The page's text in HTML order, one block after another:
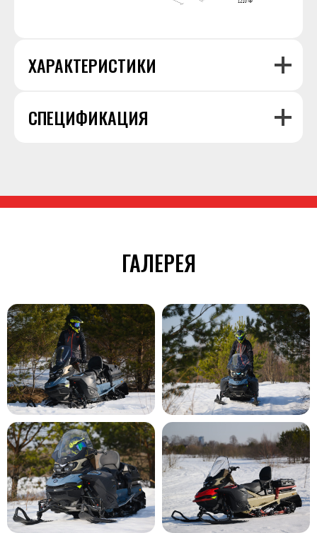
ХАРАКТЕРИСТИКИ
СПЕЦИФИКАЦИЯ
ГАЛЕРЕЯ
Имя
Задать нам вопрос